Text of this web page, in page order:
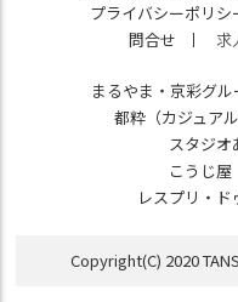
プライバシーポリシ
問合せ
求
まるやま・京彩グル
都粋（カジュアル
スタジオ
こうじ屋
レスプリ・ド
Copyright(C) 2020